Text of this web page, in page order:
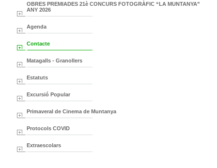
OBRES PREMIADES 21è CONCURS FOTOGRÀFIC “LA MUNTANYA”
ANY 2026
Agenda
Contacte
Matagalls - Granollers
Estatuts
Excursió Popular
Primaveral de Cinema de Muntanya
Protocols COVID
Extraescolars